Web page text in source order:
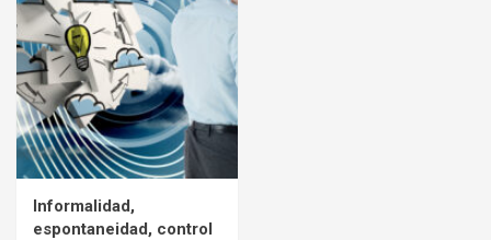
Informalidad,
espontaneidad, control